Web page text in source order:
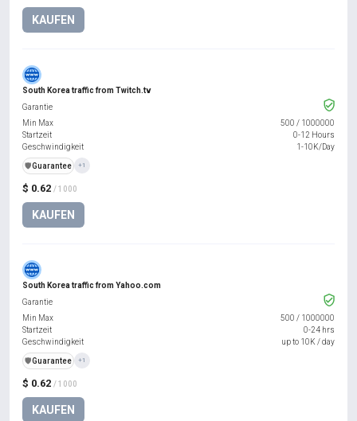
KAUFEN
South Korea traffic from Twitch.tv
$ 0.62 / 1000
KAUFEN
Garantie
Min Max
500 / 1000000
Startzeit
0-12 Hours
Geschwindigkeit
1-10K/Day
️🛡️Guarantee +1
South Korea traffic from Yahoo.com
$ 0.62 / 1000
KAUFEN
Garantie
Min Max
500 / 1000000
Startzeit
0-24 hrs
Geschwindigkeit
up to 10K / day
️🛡️Guarantee +1